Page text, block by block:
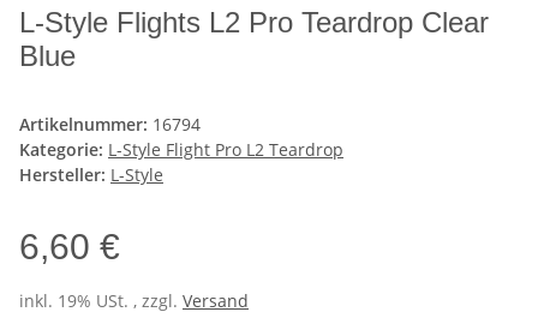
L-Style Flights L2 Pro Teardrop Clear
Blue
Artikelnummer: 16794
Kategorie: L-Style Flight Pro L2 Teardrop
Hersteller: L-Style
6,60 €
inkl. 19% USt. , zzgl. Versand